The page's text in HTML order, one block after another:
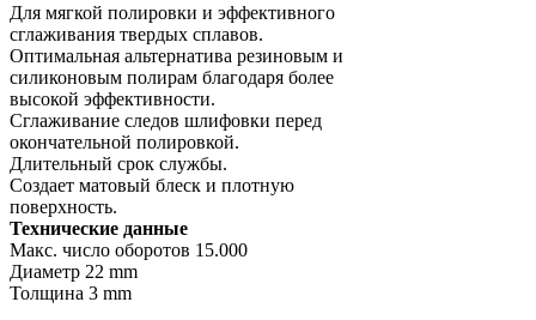
Для мягкой полировки и эффективного
сглаживания твердых сплавов.
Оптимальная альтернатива резиновым и
силиконовым полирам благодаря более
высокой эффективности.
Сглаживание следов шлифовки перед
окончательной полировкой.
Длительный срок службы.
Создает матовый блеск и плотную
поверхность.
Технические данные
Макс. число оборотов 15.000
Диаметр 22 mm
Толщина 3 mm